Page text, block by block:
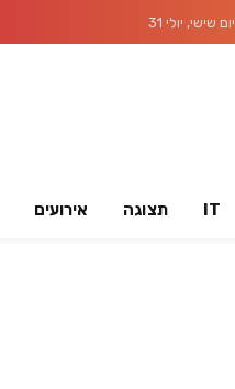
יום שישי, יולי 31
IT תצוגה אירועים